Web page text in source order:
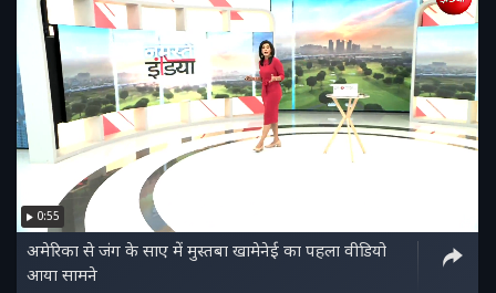
0:55
अमेरिका से जंग के साए में मुस्तबा खामेनेई का पहला वीडियो
आया सामने